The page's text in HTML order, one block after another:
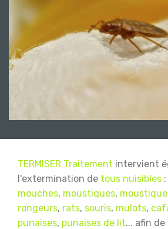
TERMISER Traitement intervient
l'extermination de tous nuisibles :
mouches, moustiques,
rongeurs, rats, souris, mulots,
punaises, punaises de lit... afin